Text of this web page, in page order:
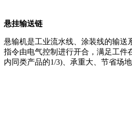
悬挂输送链
悬输机是工业流水线、涂装线的输送
指令由电气控制进行开合，满足工件
内同类产品的1/3)、承重大、节省场地